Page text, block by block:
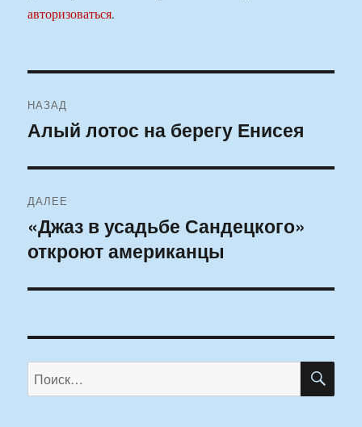
авторизоваться.
по
НАЗАД
Предыдущая
Алый лотос на берегу Енисея
ДАЛЕЕ
Следующая
запись:
«Джаз в усадьбе Сандецкого»
откроют американцы
Искать: